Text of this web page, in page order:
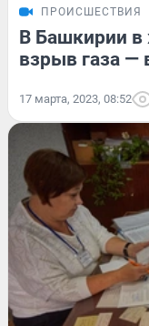
ПРОИСШЕСТВИЯ
В Башкирии
взрыв газа —
17 марта, 2023, 08:52